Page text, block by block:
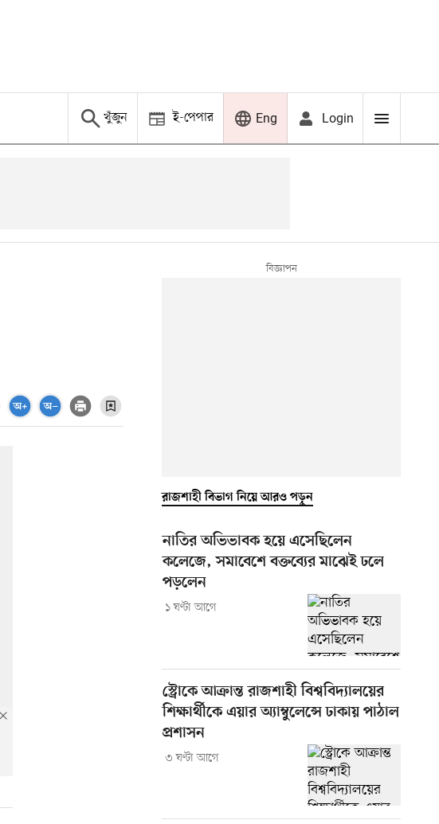
খুঁজুন ই-পেপার Eng Login
রাজশাহী বিভাগ নিয়ে আরও পড়ুন
নাতির অভিভাবক হয়ে এসেছিলেন
কলেজে, সমাবেশে বক্তব্যের মাঝেই ঢলে
পড়লেন
১ ঘণ্টা আগে
স্ট্রোকে আক্রান্ত রাজশাহী বিশ্ববিদ্যালয়ের
শিক্ষার্থীকে এয়ার অ্যাম্বুলেন্সে ঢাকায় পাঠাল
প্রশাসন
৩ ঘণ্টা আগে